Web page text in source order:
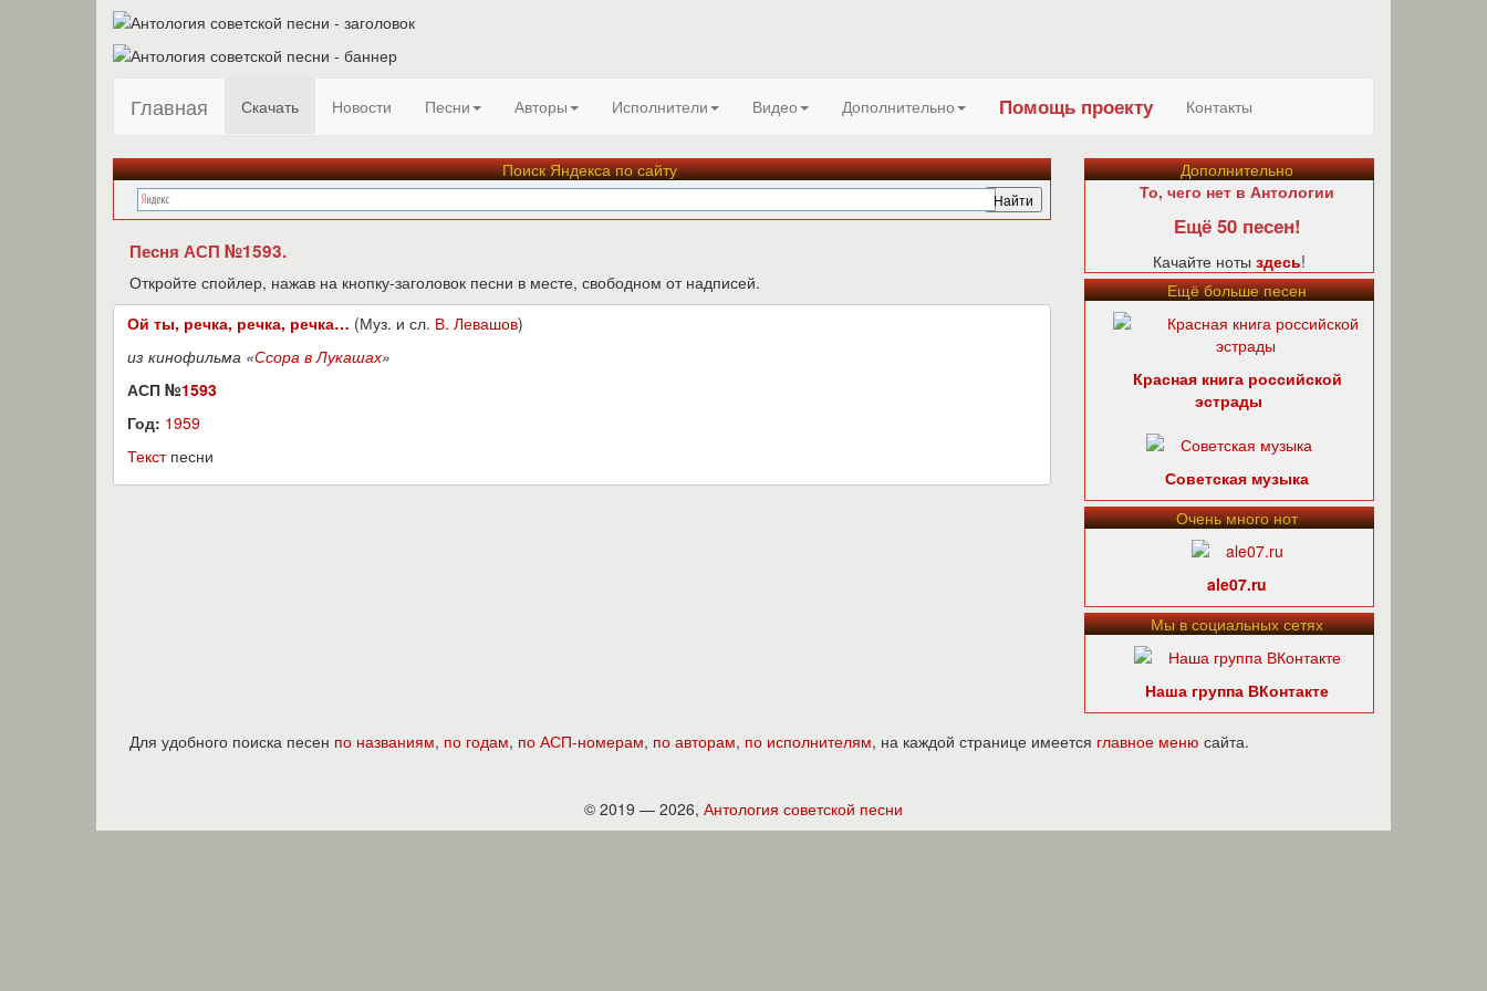
Главная Скачать Новости Песни Авторы Исполнители Видео Дополнительно Помощь проекту Контакты
Поиск Яндекса по сайту
Песня АСП №1593.
Откройте спойлер, нажав на кнопку-заголовок песни в месте, свободном от надписей.
Ой ты, речка, речка, речка… (Муз. и сл. В. Левашов)
из кинофильма «Ссора в Лукашах»
АСП №1593
Год: 1959
Текстпесни
Дополнительно
То, чего нет в Антологии
Ещё 50 песен!
Качайте ноты здесь!
Ещё больше песен
Красная книга российской
эстрады
Советская музыка
Очень много нот
ale07.ru
Мы в социальных сетях
Наша группа ВКонтакте
Для удобного поиска песен по названиям, по годам, по АСП-номерам, по авторам, по исполнителям, на каждой странице имеется главное меню сайта.
© 2019 — 2026, Антология советской песни